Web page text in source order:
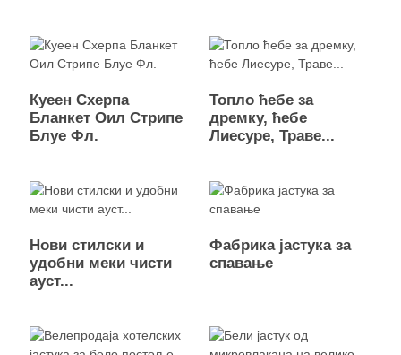
Куеен Схерпа
Бланкет Оил Стрипе
Блуе Фл.
Топло ћебе за
дремку, ћебе
Лиесуре, Траве...
Нови стилски и
удобни меки чисти
ауст...
Фабрика јастука за
спавање